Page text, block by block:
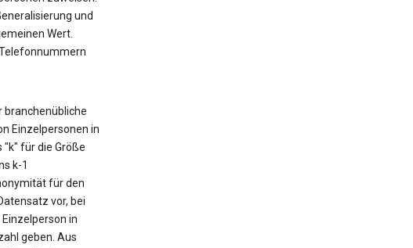
und
Wert.
branchenübliche
Einzelpersonen in
"k" für die Größe
k-1
für den
vor, bei
in
geben. Aus